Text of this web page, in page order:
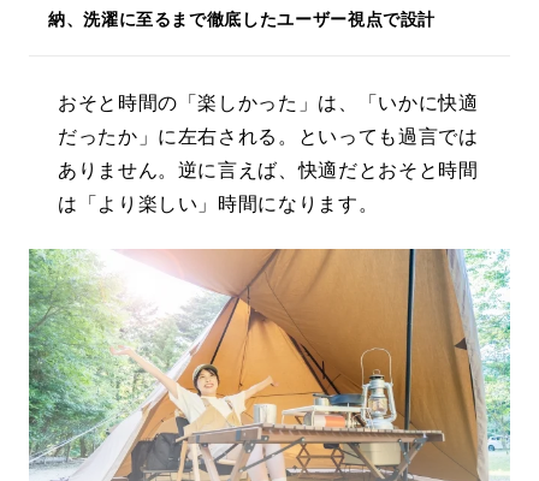
納、洗濯に至るまで徹底したユーザー視点で設計
おそと時間の「楽しかった」は、「いかに快適
だったか」に左右される。といっても過言では
ありません。逆に言えば、快適だとおそと時間
は「より楽しい」時間になります。